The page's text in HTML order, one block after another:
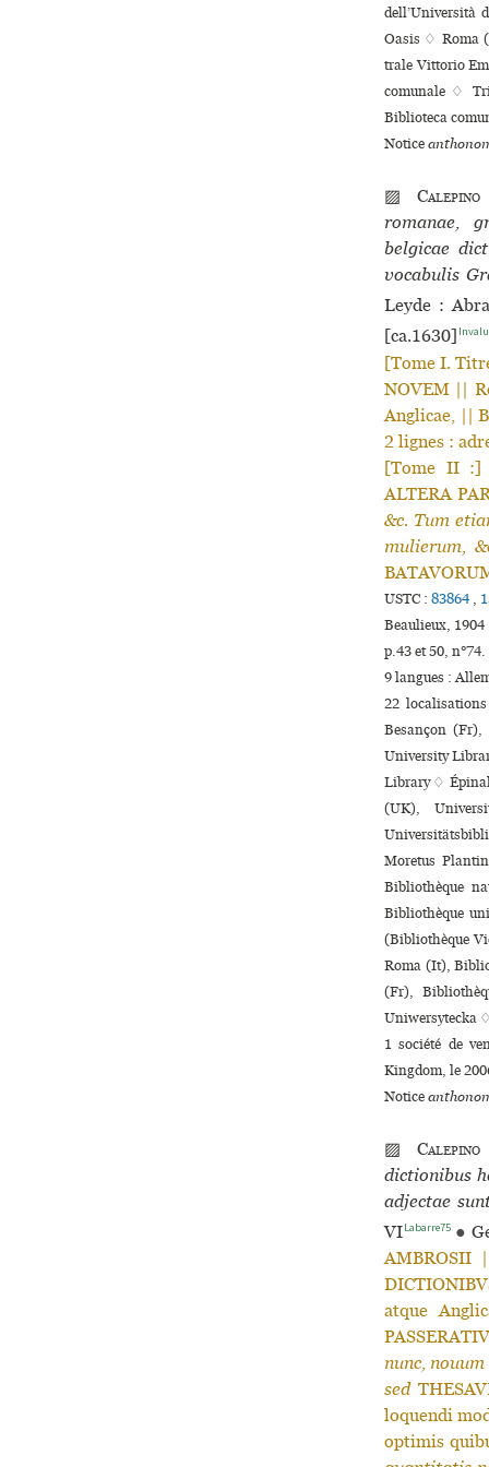
dell’Università
Oasis ♢ Roma
trale Vittorio
comu­nale ♢
Biblioteca
Notice
▨ Calepino
romanae,
belgicae
vocabulis
Leyde :
[ca.1630]
[Tome I.
NOVEM ||
Anglicae, ||
2 lignes :
[Tome II :]
ALTERA
&c. Tum
mulierum,
USTC : 83864 ,
Beaulieux,
p.43 et 50, n°74.
9 langues :
22
Besançon
University
Library ♢
(UK),
Moretus
Bibliothèque
Bibliothèque
(Bibliothèque
Roma (It),
(Fr),
Uniwersytecka
1 société de
Kingdom, le
Notice
▨ Calepino
dictionibus
adjectae
VILabarre75 ●
AMBROSII
atque
nunc,
sed
loquendi
optimis